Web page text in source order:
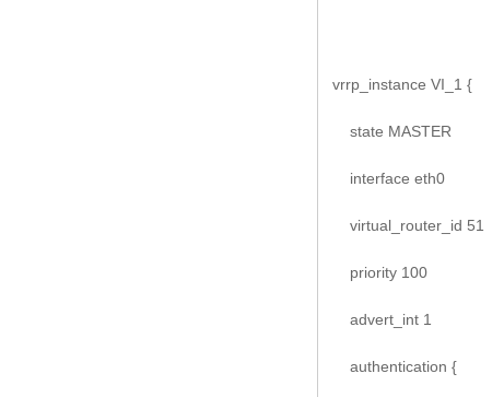
vrrp_instance VI_1 {
state MASTER
interface eth0
virtual_router_id 51
priority 100
advert_int 1
authentication {